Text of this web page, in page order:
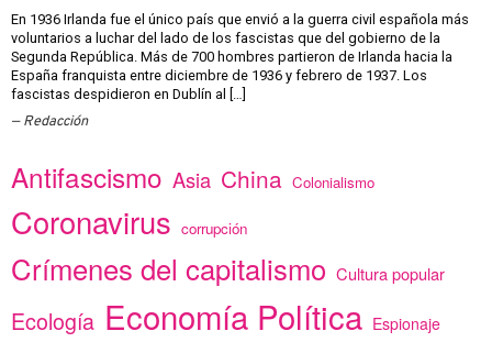
En 1936 Irlanda fue el único país que envió a la guerra civil española más
voluntarios a luchar del lado de los fascistas que del gobierno de la
Segunda República. Más de 700 hombres partieron de Irlanda hacia la
España franquista entre diciembre de 1936 y febrero de 1937. Los
fascistas despidieron en Dublín al […]
Redacción
Antifascismo Asia China Colonialismo
Coronavirus corrupción
Crímenes del capitalismo Cultura popular
Ecología Economía Política Espionaje